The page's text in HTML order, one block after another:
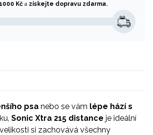
1000 Kč a získejte dopravu zdarma.
psa nebo se vám lépe hází s
Sonic Xtra 215 distance je ideální
si zachovává všechny